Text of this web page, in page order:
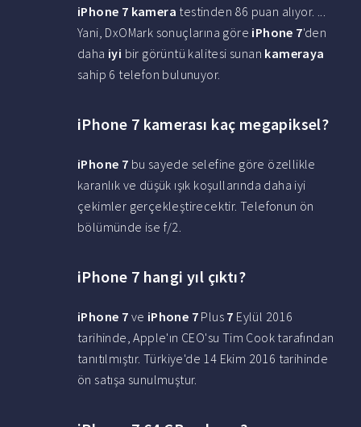
iPhone 7 kamera testinden 86 puan alıyor. ...
Yani, DxOMark sonuçlarına göre iPhone 7'den
daha iyi bir görüntü kalitesi sunan kameraya
sahip 6 telefon bulunuyor.
iPhone 7 kamerası kaç megapiksel?
iPhone 7 bu sayede selefine göre özellikle
karanlık ve düşük ışık koşullarında daha iyi
çekimler gerçekleştirecektir. Telefonun ön
bölümünde ise f/2.
iPhone 7 hangi yıl çıktı?
iPhone 7 ve iPhone 7 Plus 7 Eylül 2016
tarihinde, Apple'ın CEO'su Tim Cook tarafından
tanıtılmıştır. Türkiye'de 14 Ekim 2016 tarihinde
ön satışa sunulmuştur.